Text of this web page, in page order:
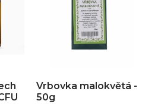
Vrbovka malokvětá -
50g